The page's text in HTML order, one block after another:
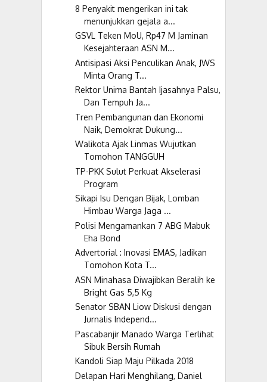
8 Penyakit mengerikan ini tak
menunjukkan gejala a...
GSVL Teken MoU, Rp47 M Jaminan
Kesejahteraan ASN M...
Antisipasi Aksi Penculikan Anak, JWS
Minta Orang T...
Rektor Unima Bantah Ijasahnya Palsu,
Dan Tempuh Ja...
Tren Pembangunan dan Ekonomi
Naik, Demokrat Dukung...
Walikota Ajak Linmas Wujutkan
Tomohon TANGGUH
TP-PKK Sulut Perkuat Akselerasi
Program
Sikapi Isu Dengan Bijak, Lomban
Himbau Warga Jaga ...
Polisi Mengamankan 7 ABG Mabuk
Eha Bond
Advertorial : Inovasi EMAS, Jadikan
Tomohon Kota T...
ASN Minahasa Diwajibkan Beralih ke
Bright Gas 5,5 Kg
Senator SBAN Liow Diskusi dengan
Jurnalis Independ...
Pascabanjir Manado Warga Terlihat
Sibuk Bersih Rumah
Kandoli Siap Maju Pilkada 2018
Delapan Hari Menghilang, Daniel